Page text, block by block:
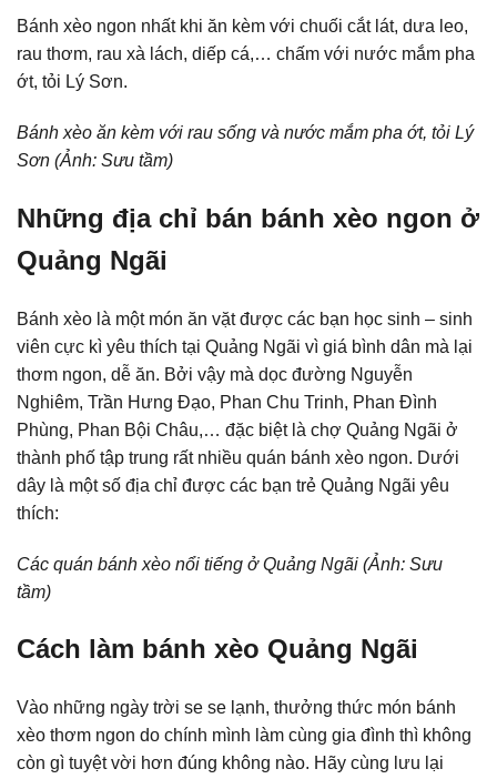
Bánh xèo ngon nhất khi ăn kèm với chuối cắt lát, dưa leo,
rau thơm, rau xà lách, diếp cá,… chấm với nước mắm pha
ớt, tỏi Lý Sơn.
Bánh xèo ăn kèm với rau sống và nước mắm pha ớt, tỏi Lý
Sơn (Ảnh: Sưu tầm)
Những địa chỉ bán bánh xèo ngon ở
Quảng Ngãi
Bánh xèo là một món ăn vặt được các bạn học sinh – sinh
viên cực kì yêu thích tại Quảng Ngãi vì giá bình dân mà lại
thơm ngon, dễ ăn. Bởi vậy mà dọc đường Nguyễn
Nghiêm, Trần Hưng Đạo, Phan Chu Trinh, Phan Đình
Phùng, Phan Bội Châu,… đặc biệt là chợ Quảng Ngãi ở
thành phố tập trung rất nhiều quán bánh xèo ngon. Dưới
dây là một số địa chỉ được các bạn trẻ Quảng Ngãi yêu
thích:
Các quán bánh xèo nổi tiếng ở Quảng Ngãi (Ảnh: Sưu
tầm)
Cách làm bánh xèo Quảng Ngãi
Vào những ngày trời se se lạnh, thưởng thức món bánh
xèo thơm ngon do chính mình làm cùng gia đình thì không
còn gì tuyệt vời hơn đúng không nào. Hãy cùng lưu lại